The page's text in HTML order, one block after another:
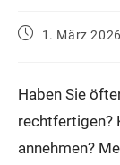
Beitrag1. März 2026
Haben Sie
rechtfertigen?
annehmen?